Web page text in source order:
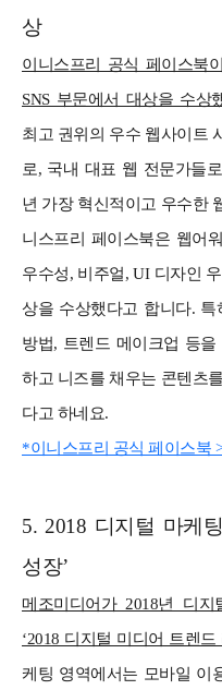
상
이니스프리 공식 페이스북
SNS 부문에서 대상을 수상
최고 권위의 우수 웹사이트
로, 국내 대표 웹 전문가들
년 가장 혁신적이고 우수한
니스프리 페이스북은 웹어
우수성, 비주얼, UI 디자인
상을 수상했다고 합니다.
방법, 트렌드 메이크업 등
하고 니즈를 채우는 콘텐츠
다고 하네요.
*이니스프리 공식 페이스북
5. 2018 디지털 마케
성장’
메조미디어가 2018년 디
‘2018 디지털 미디어 트렌
케팅 영역에서는 모바일 이